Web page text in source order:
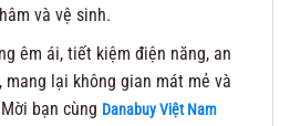
và vệ sinh.
êm ái, tiết kiệm điện năng, an
mang lại không gian mát mẻ và
bạn cùng Danabuy Việt Nam